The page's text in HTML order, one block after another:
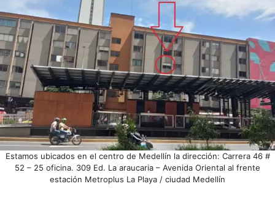
Estamos ubicados en el centro de Medellín la dirección: Carrera 46 #
52 – 25 oficina. 309 Ed. La araucaria – Avenida Oriental al frente
estación Metroplus La Playa / ciudad Medellín